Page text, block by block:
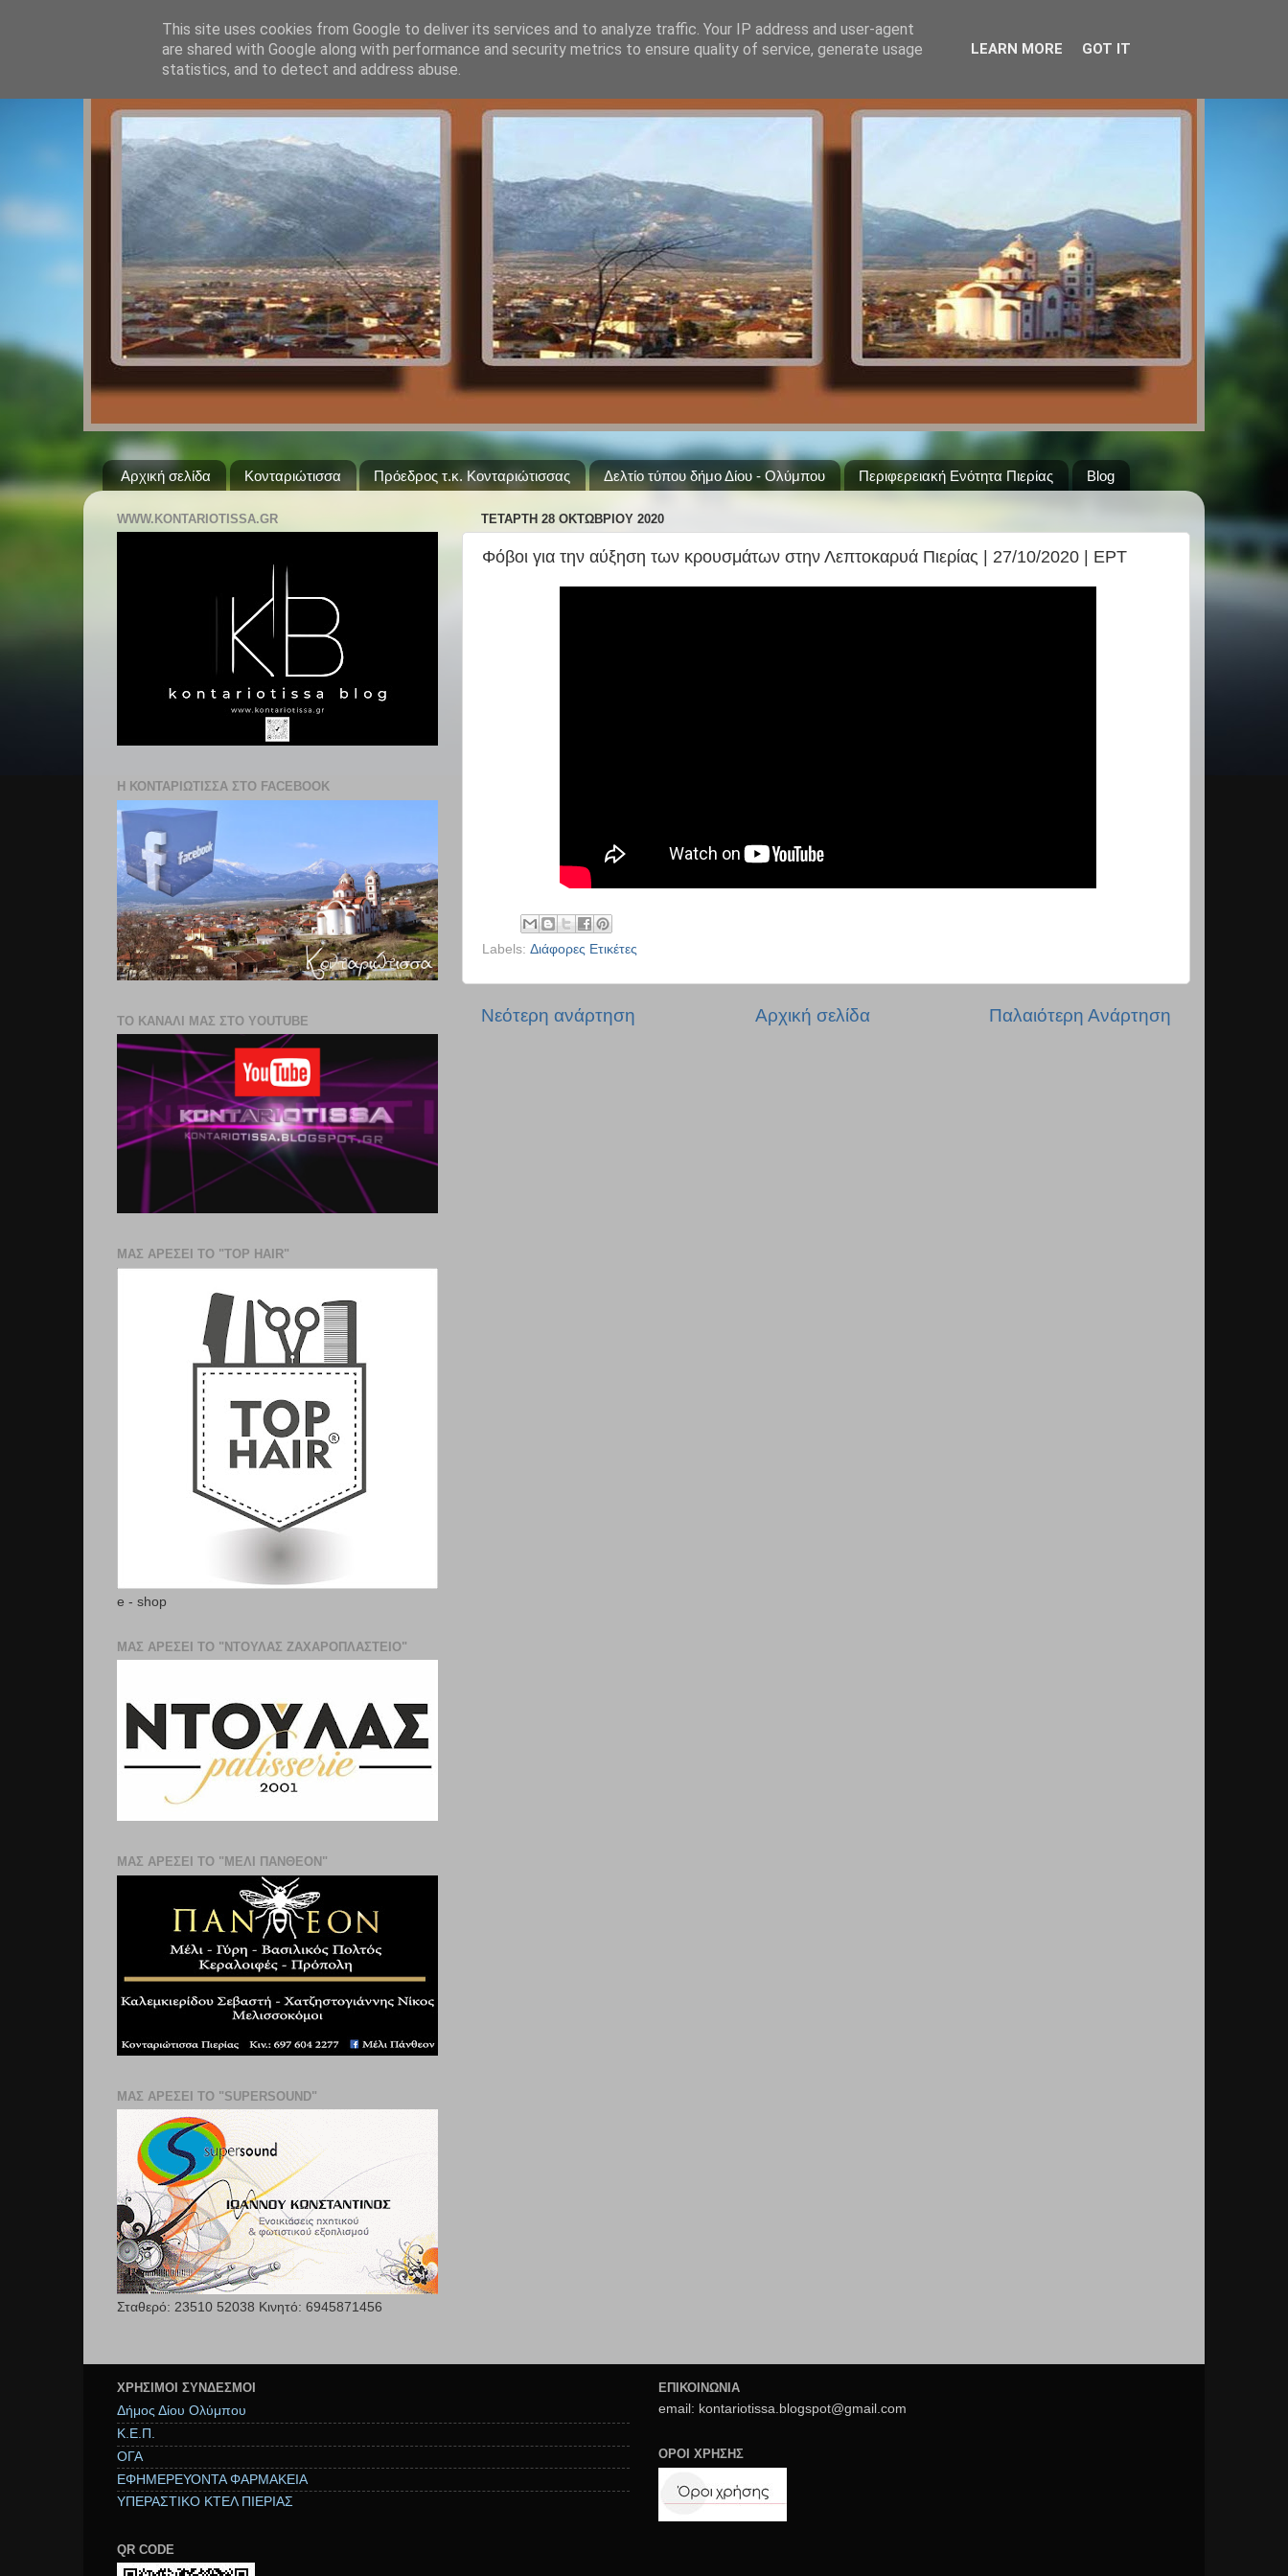
Αρχική σελίδα Κονταριώτισσα Πρόεδρος τ.κ. Κονταριώτισσας Δελτίο τύπου δήμο Δίου - Ολύμπου Περιφερειακή Ενότητα Πιερίας Blog
ΤΕΤΆΡΤΗ 28 ΟΚΤΩΒΡΊΟΥ 2020
Φόβοι για την αύξηση των κρουσμάτων στην Λεπτοκαρυά Πιερίας | 27/10/2020 | ΕΡΤ
Labels: Διάφορες Ετικέτες
Νεότερη ανάρτηση Παλαιότερη Ανάρτηση
Αρχική σελίδα
WWW.KONTARIOTISSA.GR
Η ΚΟΝΤΑΡΙΩΤΙΣΣΑ ΣΤΟ FACEBOOK
ΤΟ ΚΑΝΑΛΙ ΜΑΣ ΣΤΟ YOUTUBE
ΜΑΣ ΑΡΕΣΕΙ ΤΟ "TOP HAIR"
e - shop
ΜΑΣ ΑΡΕΣΕΙ ΤΟ "ΝΤΟΥΛΑΣ ΖΑΧΑΡΟΠΛΑΣΤΕΊΟ"
ΜΑΣ ΑΡΕΣΕΙ ΤΟ "ΜΕΛΙ ΠΑΝΘΕΟΝ"
ΜΑΣ ΑΡΕΣΕΙ ΤΟ "SUPERSOUND"
Σταθερό: 23510 52038 Κινητό: 6945871456
ΧΡΉΣΙΜΟΙ ΣΥΝΔΕΣΜΟΙ
Δήμος Δίου Ολύμπου
Κ.Ε.Π.
ΟΓΑ
ΕΦΗΜΕΡΕΥΟΝΤΑ ΦΑΡΜΑΚΕΙΑ
ΥΠΕΡΑΣΤΙΚΟ ΚΤΕΛ ΠΙΕΡΙΑΣ
QR CODE
ΕΠΙΚΟΙΝΩΝΙΑ
email: kontariotissa.blogspot@gmail.com
ΟΡΟΙ ΧΡΗΣΗΣ
This site uses cookies from Google to deliver its services and to analyze traffic. Your IP address and user-agent
are shared with Google along with performance and security metrics to ensure quality of service, generate usage
statistics, and to detect and address abuse.
LEARN MORE GOT IT